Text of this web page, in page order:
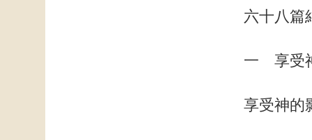
六十八篇
一 享受
享受神的